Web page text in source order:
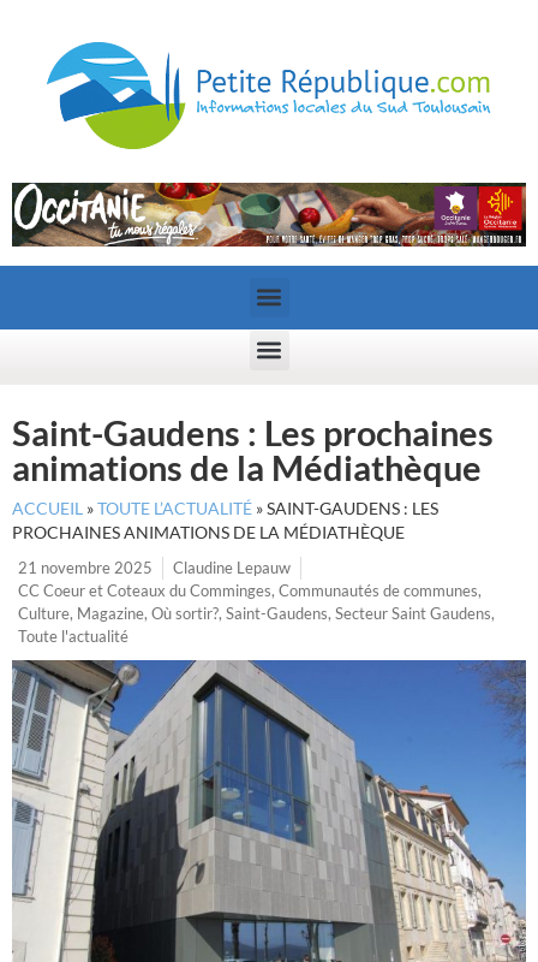
Saint-Gaudens : Les prochaines
animations de la Médiathèque
ACCUEIL »TOUTE L’ACTUALITÉ »SAINT-GAUDENS : LES
PROCHAINES ANIMATIONS DE LA MÉDIATHÈQUE
21 novembre 2025
Claudine Lepauw
CC Coeur et Coteaux du Comminges, Communautés de communes,
Culture, Magazine, Où sortir?, Saint-Gaudens, Secteur Saint Gaudens,
Toute l'actualité